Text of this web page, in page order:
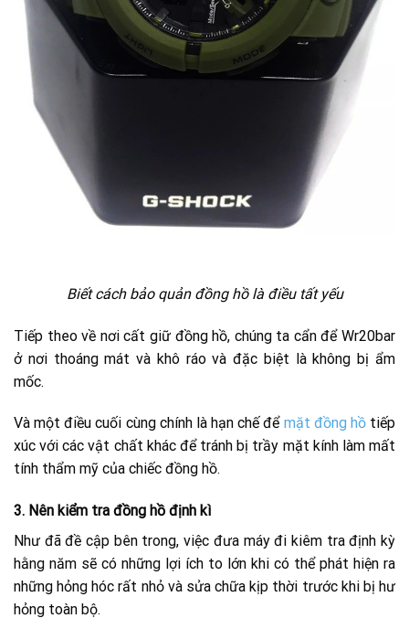
Biết cách bảo quản đồng hồ là điều tất yếu
Tiếp theo về nơi cất giữ đồng hồ, chúng ta cẩn để Wr20bar
ở nơi thoáng mát và khô ráo và đặc biệt là không bị ẩm
mốc.
Và một điều cuối cùng chính là hạn chế để mặt đồng hồtiếp
xúc với các vật chất khác để tránh bị trầy mặt kính làm mất
tính thẩm mỹ của chiếc đồng hồ.
3. Nên kiểm tra đồng hồ định kì
Như đã đề cập bên trong, việc đưa máy đi kiêm tra định kỳ
hằng năm sẽ có những lợi ích to lớn khi có thể phát hiện ra
những hỏng hóc rất nhỏ và sửa chữa kịp thời trước khi bị hư
hỏng toàn bộ.